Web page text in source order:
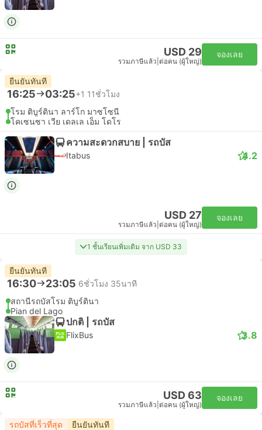
USD 29
รวมภาษีแล้ว ต่อคน (ผู้ใหญ่)
จองเลย
ยืนยันทันที
16:25 03:25+1 11ชั่วโมง
โรม ติบูร์ตินา ลาร์โก มาซโซนี
โคเซนซา เวีย เดลเล เอ็ม โดโร
ความสะดวกสบาย | รถบัส
Itabus 4.2
USD 27
รวมภาษีแล้ว ต่อคน (ผู้ใหญ่)
จองเลย
1 ชั้นเรียนเพิ่มเติม จาก USD 33
ยืนยันทันที
16:30 23:05 6ชั่วโมง 35นาที
สถานีรถบัสโรม ติบูร์ตินา
Pian del Lago
ปกติ | รถบัส
FlixBus 3.8
USD 63
รวมภาษีแล้ว ต่อคน (ผู้ใหญ่)
จองเลย
รถบัสที่เร็วที่สุด ยืนยันทันที